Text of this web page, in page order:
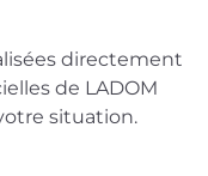
directement
de LADOM
situation.